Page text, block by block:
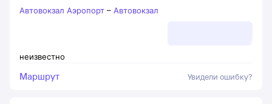
неизвестно
Автовокзал Аэропорт – Автовокзал
Маршрут Увидели ошибку?